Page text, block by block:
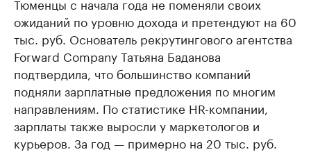
ожиданий по уровню дохода и претендуют на 60
тыс. руб. Основатель рекрутингового агентства
Forward Company Татьяна Баданова
подтвердила, что большинство компаний
подняли зарплатные предложения по многим
направлениям. По статистике HR-компании,
зарплаты также выросли у маркетологов и
курьеров. За год — примерно на 20 тыс. руб.